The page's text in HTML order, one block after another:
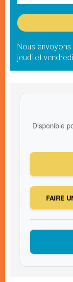
Nous envoyons
jeudi et vendredi
Disponible
FAIRE